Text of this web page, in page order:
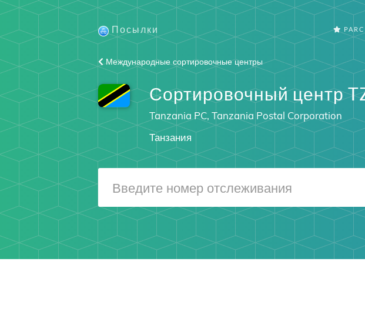
Посылки
Международные сортировочные центры
Сортировочный центр
Tanzania PC, Tanzania Postal Corporation
Танзания